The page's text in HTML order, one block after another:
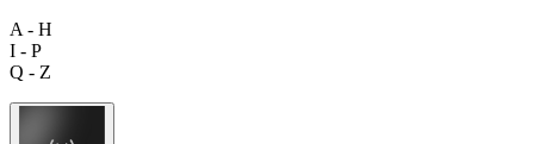
A - H
I - P
Q - Z